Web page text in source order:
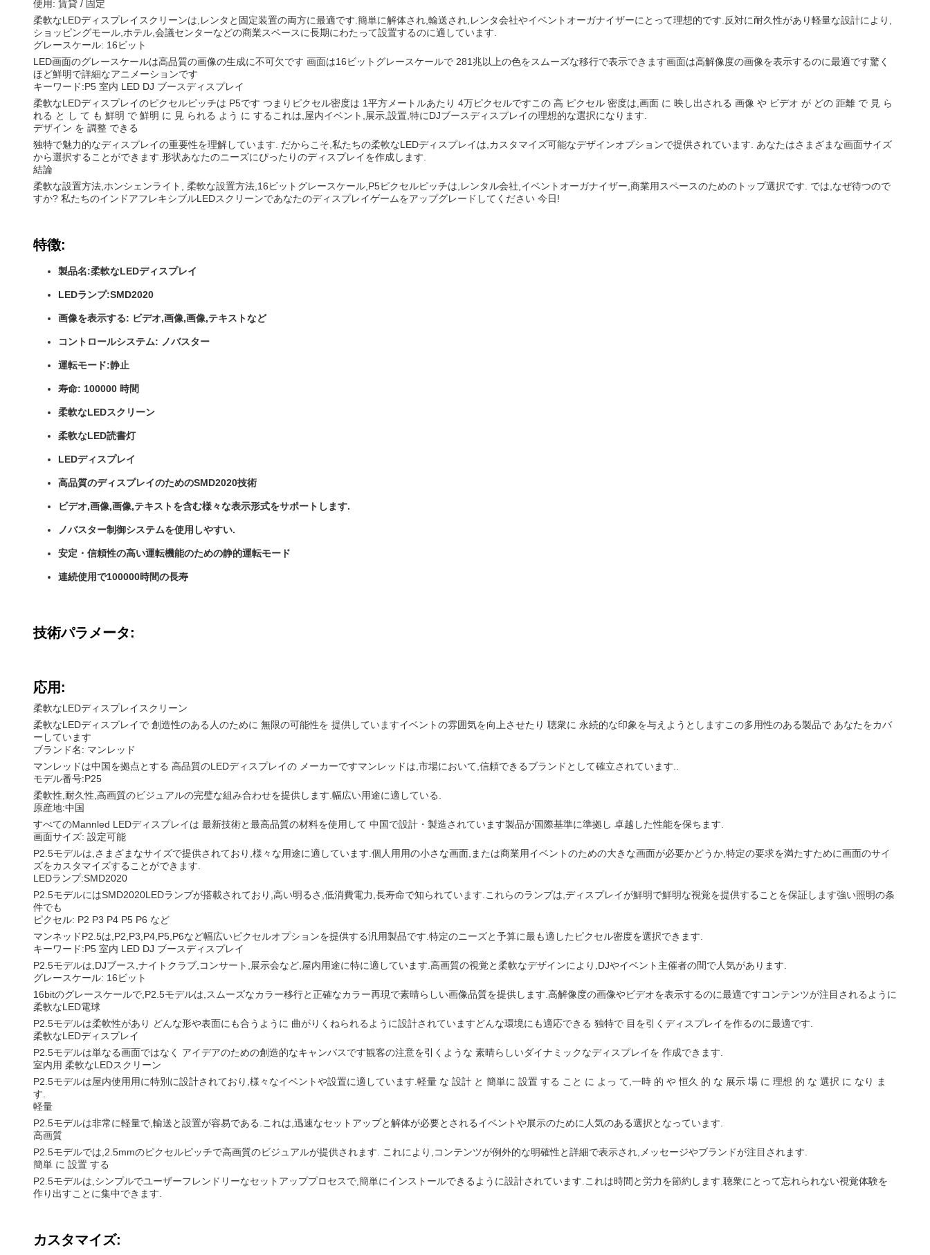
使用: 賃貸 / 固定
柔軟なLEDディスプレイスクリーンは,レンタと固定装置の両方に最適です.簡単に解体され,輸送され,レンタ会社やイベントオーガナイザーにとって理想的です.反対に耐久性があり軽量な設計により,
ショッピングモール,ホテル,会議センターなどの商業スペースに長期にわたって設置するのに適しています.
グレースケール: 16ビット
LED画面のグレースケールは高品質の画像の生成に不可欠です 画面は16ビットグレースケールで 281兆以上の色をスムーズな移行で表示できます画面は高解像度の画像を表示するのに最適です驚く
ほど鮮明で詳細なアニメーションです
キーワード:P5 室内 LED DJ ブースディスプレイ
柔軟なLEDディスプレイのピクセルピッチは P5です つまりピクセル密度は 1平方メートルあたり 4万ピクセルですこの 高 ピクセル 密度は,画面 に 映し出される 画像 や ビデオ が どの 距離 で 見 ら
れる と し て も 鮮明 で 鮮明 に 見 られる よう に するこれは,屋内イベント,展示,設置,特にDJブースディスプレイの理想的な選択になります.
デザイン を 調整 できる
独特で魅力的なディスプレイの重要性を理解しています. だからこそ,私たちの柔軟なLEDディスプレイは,カスタマイズ可能なデザインオプションで提供されています. あなたはさまざまな画面サイズ
から選択することができます.形状あなたのニーズにぴったりのディスプレイを作成します.
結論
柔軟な設置方法,ホンシェンライト, 柔軟な設置方法,16ビットグレースケール,P5ピクセルピッチは,レンタル会社,イベントオーガナイザー,商業用スペースのためのトップ選択です. では,なぜ待つので
すか? 私たちのインドアフレキシブルLEDスクリーンであなたのディスプレイゲームをアップグレードしてください 今日!
特徴:
製品名:柔軟なLEDディスプレイ
LEDランプ:SMD2020
画像を表示する: ビデオ,画像,画像,テキストなど
コントロールシステム: ノバスター
運転モード:静止
寿命: 100000 時間
柔軟なLEDスクリーン
柔軟なLED読書灯
LEDディスプレイ
高品質のディスプレイのためのSMD2020技術
ビデオ,画像,画像,テキストを含む様々な表示形式をサポートします.
ノバスター制御システムを使用しやすい.
安定・信頼性の高い運転機能のための静的運転モード
連続使用で100000時間の長寿
技術パラメータ:
応用:
柔軟なLEDディスプレイスクリーン
柔軟なLEDディスプレイで 創造性のある人のために 無限の可能性を 提供していますイベントの雰囲気を向上させたり 聴衆に 永続的な印象を与えようとしますこの多用性のある製品で あなたをカバ
ーしています
ブランド名: マンレッド
マンレッドは中国を拠点とする 高品質のLEDディスプレイの メーカーですマンレッドは,市場において,信頼できるブランドとして確立されています..
モデル番号:P25
柔軟性,耐久性,高画質のビジュアルの完璧な組み合わせを提供します.幅広い用途に適している.
原産地:中国
すべてのMannled LEDディスプレイは 最新技術と最高品質の材料を使用して 中国で設計・製造されています製品が国際基準に準拠し 卓越した性能を保ちます.
画面サイズ: 設定可能
P2.5モデルは,さまざまなサイズで提供されており,様々な用途に適しています.個人用用の小さな画面,または商業用イベントのための大きな画面が必要かどうか,特定の要求を満たすために画面のサイ
ズをカスタマイズすることができます.
LEDランプ:SMD2020
P2.5モデルにはSMD2020LEDランプが搭載されており,高い明るさ,低消費電力,長寿命で知られています.これらのランプは,ディスプレイが鮮明で鮮明な視覚を提供することを保証します強い照明の条
件でも
ピクセル: P2 P3 P4 P5 P6 など
マンネッドP2.5は,P2,P3,P4,P5,P6など幅広いピクセルオプションを提供する汎用製品です.特定のニーズと予算に最も適したピクセル密度を選択できます.
キーワード:P5 室内 LED DJ ブースディスプレイ
P2.5モデルは,DJブース,ナイトクラブ,コンサート,展示会など,屋内用途に特に適しています.高画質の視覚と柔軟なデザインにより,DJやイベント主催者の間で人気があります.
グレースケール: 16ビット
16bitのグレースケールで,P2.5モデルは,スムーズなカラー移行と正確なカラー再現で素晴らしい画像品質を提供します.高解像度の画像やビデオを表示するのに最適ですコンテンツが注目されるように
柔軟なLED電球
P2.5モデルは柔軟性があり どんな形や表面にも合うように 曲がりくねられるように設計されていますどんな環境にも適応できる 独特で 目を引くディスプレイを作るのに最適です.
柔軟なLEDディスプレイ
P2.5モデルは単なる画面ではなく アイデアのための創造的なキャンバスです観客の注意を引くような 素晴らしいダイナミックなディスプレイを 作成できます.
室内用 柔軟なLEDスクリーン
P2.5モデルは屋内使用用に特別に設計されており,様々なイベントや設置に適しています.軽量 な 設計 と 簡単に 設置 する こと に よっ て,一時 的 や 恒久 的 な 展示 場 に 理想 的 な 選択 に なり ま
す.
軽量
P2.5モデルは非常に軽量で,輸送と設置が容易である.これは,迅速なセットアップと解体が必要とされるイベントや展示のために人気のある選択となっています.
高画質
P2.5モデルでは,2.5mmのピクセルピッチで高画質のビジュアルが提供されます. これにより,コンテンツが例外的な明確性と詳細で表示され,メッセージやブランドが注目されます.
簡単 に 設置 する
P2.5モデルは,シンプルでユーザーフレンドリーなセットアッププロセスで,簡単にインストールできるように設計されています.これは時間と労力を節約します.聴衆にとって忘れられない視覚体験を
作り出すことに集中できます.
カスタマイズ: